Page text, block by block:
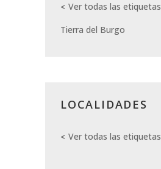
Ver todas las etiquetas
Tierra del Burgo
LOCALIDADES
Ver todas las etiquetas